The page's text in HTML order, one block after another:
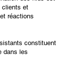
clients et
réactions
constituent
dans les